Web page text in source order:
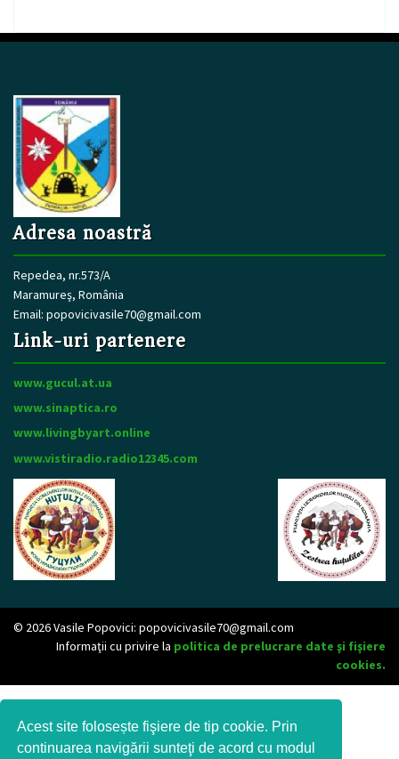
Acest site folosește fişiere de tip cookie. Prin
continuarea navigării sunteţi de acord cu modul
Adresa noastră
Repedea, nr.573/A
Maramureş, România
Email: popovicivasile70@gmail.com
Link-uri partenere
www.gucul.at.ua
www.sinaptica.ro
www.livingbyart.online
www.vistiradio.radio12345.com
© 2026 Vasile Popovici: popovicivasile70@gmail.com
Informaţii cu privire la politica de prelucrare date şi fişiere
cookies.